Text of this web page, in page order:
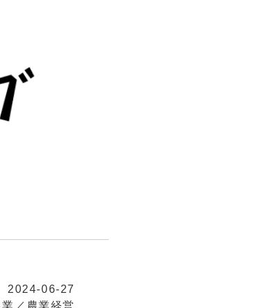
2024-06-27
／農業経営